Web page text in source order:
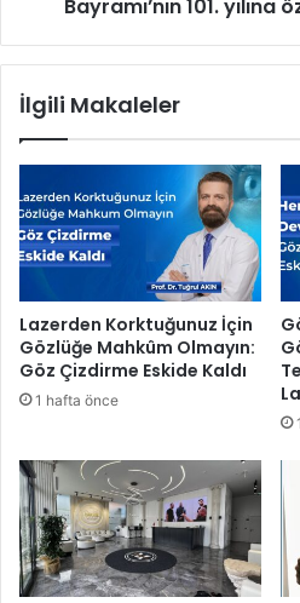
n
ğ
e
r
e
n
d
r
i
E
k
i
u
m
u
i
y
e
t
B
a
Bayramı’nın 101. yılına
İlgili Makaleler
Lazerden Korktuğunuz İçin
Gözlüğe Mahkûm Olmayın:
Göz Çizdirme Eskide Kaldı
1 hafta önce